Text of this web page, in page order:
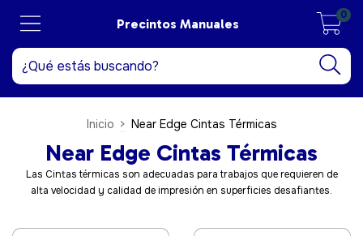
Precintos Manuales
0
Inicio > Near Edge Cintas Térmicas
Near Edge Cintas Térmicas
Las Cintas térmicas son adecuadas para trabajos que requieren de
alta velocidad y calidad de impresión en superficies desafiantes.